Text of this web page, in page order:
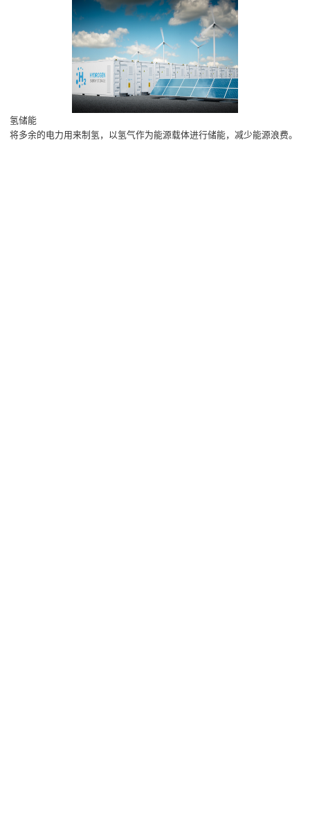
氢储能
将多余的电力用来制氢，以氢气作为能源载体进行储能，减少能源浪费。